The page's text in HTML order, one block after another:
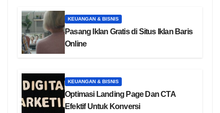
KEUANGAN & BISNIS
Pasang Iklan Gratis di Situs Iklan Baris
Online
KEUANGAN & BISNIS
Optimasi Landing Page Dan CTA
Efektif Untuk Konversi